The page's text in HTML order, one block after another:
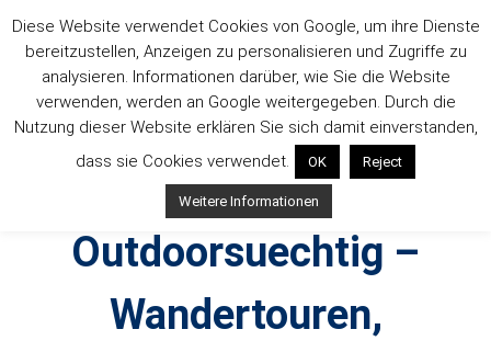
Inhalt
springen
Outdoorsuechtig –
Wandertouren,
Diese Website verwendet Cookies von Google, um ihre Dienste
bereitzustellen, Anzeigen zu personalisieren und Zugriffe zu
analysieren. Informationen darüber, wie Sie die Website
verwenden, werden an Google weitergegeben. Durch die
Nutzung dieser Website erklären Sie sich damit einverstanden,
dass sie Cookies verwendet.
OK Reject
Weitere Informationen